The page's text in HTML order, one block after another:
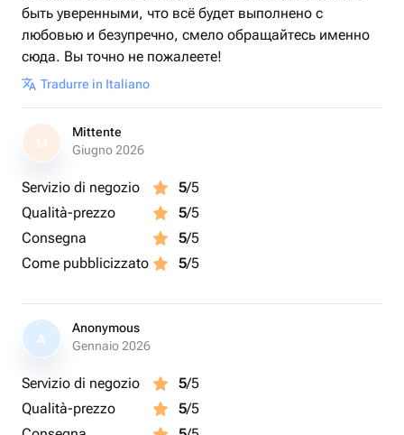
быть уверенными, что всё будет выполнено с
любовью и безупречно, смело обращайтесь именно
сюда. Вы точно не пожалеете!
Tradurre in Italiano
M
Mittente
Giugno 2026
Servizio di negozio 5/5
Qualità-prezzo
5/5
Consegna
5/5
Come pubblicizzato
5/5
A
Anonymous
Gennaio 2026
Servizio di negozio 5/5
Qualità-prezzo
5/5